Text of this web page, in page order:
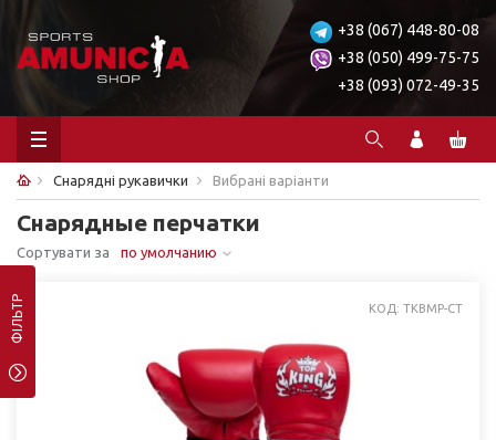
+38 (067) 448-80-08
+38 (050) 499-75-75
+38 (093) 072-49-35
Снарядні рукавички Вибрані варіанти
Снарядные перчатки
Сортувати за по умолчанию
ФІЛЬТР КОД: TKBMP-CT